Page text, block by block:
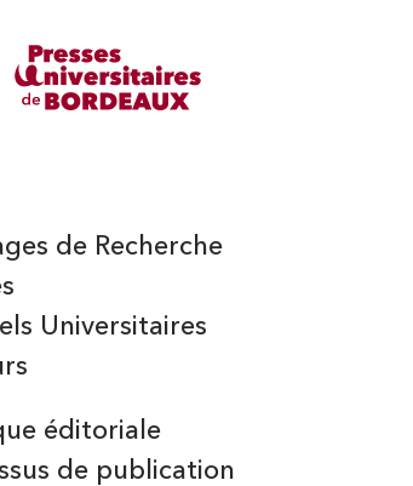
Universitaires
de Recherche
éditoriale
de publication